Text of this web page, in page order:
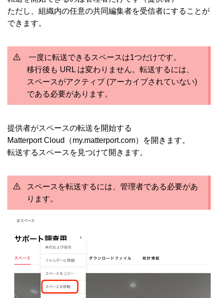
ただし、組織内の任意の共同編集者を受信者にすることが
できます。
一度に転送できるスペースは1つだけです。
移行後も URL は変わりません。転送するには、
スペースがアクティブ (アーカイブされていない)
である必要があります。
提供者がスペースの転送を開始する
Matterport Cloud（my.matterport.com）を開きます。
転送するスペースを見つけて開きます。
スペースを転送するには、管理者である必要があ
ります。